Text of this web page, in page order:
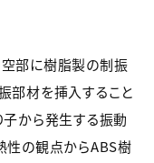
空部に樹脂製の制振
部材を挿入すること
子から発生する振動
性の観点からABS樹